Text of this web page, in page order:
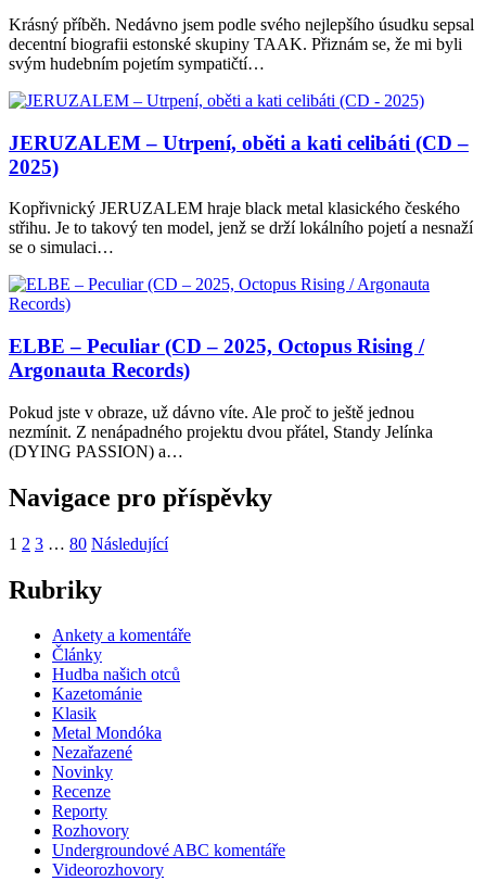
Krásný příběh. Nedávno jsem podle svého nejlepšího úsudku sepsal
decentní biografii estonské skupiny TAAK. Přiznám se, že mi byli
svým hudebním pojetím sympatičtí…
JERUZALEM – Utrpení, oběti a kati celibáti (CD –
2025)
Kopřivnický JERUZALEM hraje black metal klasického českého
střihu. Je to takový ten model, jenž se drží lokálního pojetí a nesnaží
se o simulaci…
ELBE – Peculiar (CD – 2025, Octopus Rising /
Argonauta Records)
Pokud jste v obraze, už dávno víte. Ale proč to ještě jednou
nezmínit. Z nenápadného projektu dvou přátel, Standy Jelínka
(DYING PASSION) a…
Navigace pro příspěvky
1 2 3 … 80 Následující
Rubriky
Ankety a komentáře
Články
Hudba našich otců
Kazetománie
Klasik
Metal Mondóka
Nezařazené
Novinky
Recenze
Reporty
Rozhovory
Undergroundové ABC komentáře
Videorozhovory